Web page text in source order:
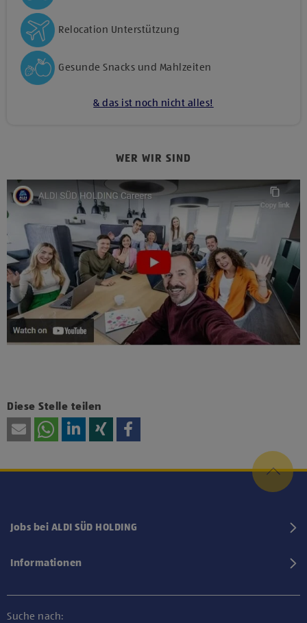
Relocation Unterstützung
Gesunde Snacks und Mahlzeiten
& das ist noch nicht alles!
WER WIR SIND
Diese Stelle teilen
Jobs bei ALDI SÜD HOLDING
Informationen
Suche nach: